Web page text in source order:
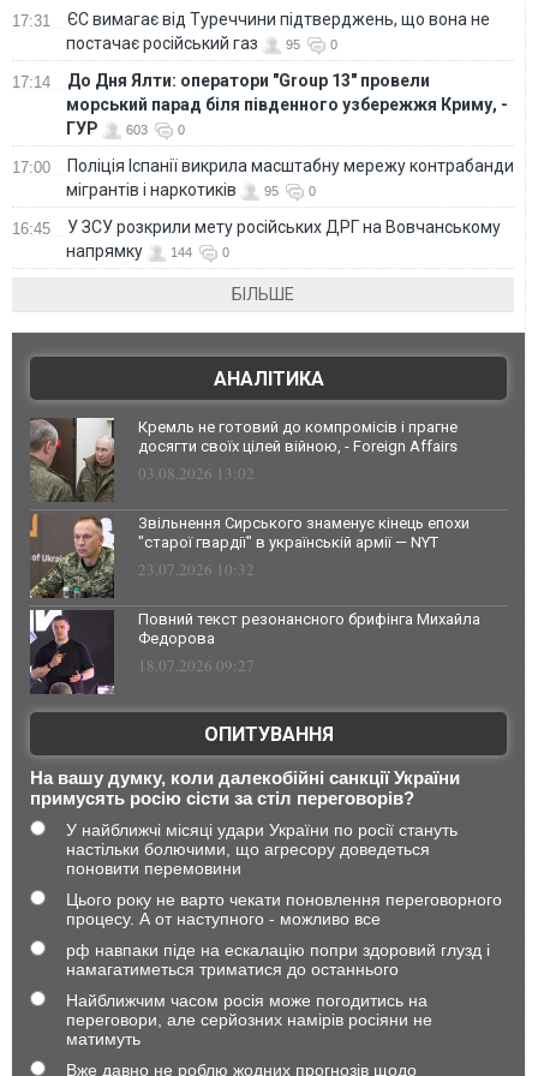
17:31
ЄС вимагає від Туреччини підтверджень, що вона не
постачає російський газ
95 0
17:14
До Дня Ялти: оператори "Group 13" провели
морський парад біля південного узбережжя Криму, -
ГУР
603 0
17:00
Поліція Іспанії викрила масштабну мережу контрабанди
мігрантів і наркотиків
95 0
16:45
У ЗСУ розкрили мету російських ДРГ на Вовчанському
напрямку
144 0
БІЛЬШЕ
АНАЛІТИКА
Кремль не готовий до компромісів і прагне
досягти своїх цілей війною, - Foreign Affairs
03.08.2026 13:02
Звільнення Сирського знаменує кінець епохи
"старої гвардії" в українській армії — NYT
23.07.2026 10:32
Повний текст резонансного брифінга Михайла
Федорова
18.07.2026 09:27
ОПИТУВАННЯ
На вашу думку, коли далекобійні санкції України
примусять росію сісти за стіл переговорів?
У найближчі місяці удари України по росії стануть
настільки болючими, що агресору доведеться
поновити перемовини
Цього року не варто чекати поновлення переговорного
процесу. А от наступного - можливо все
рф навпаки піде на ескалацію попри здоровий глузд і
намагатиметься триматися до останнього
Найближчим часом росія може погодитись на
переговори, але серйозних намірів росіяни не
матимуть
Вже давно не роблю жодних прогнозів щодо